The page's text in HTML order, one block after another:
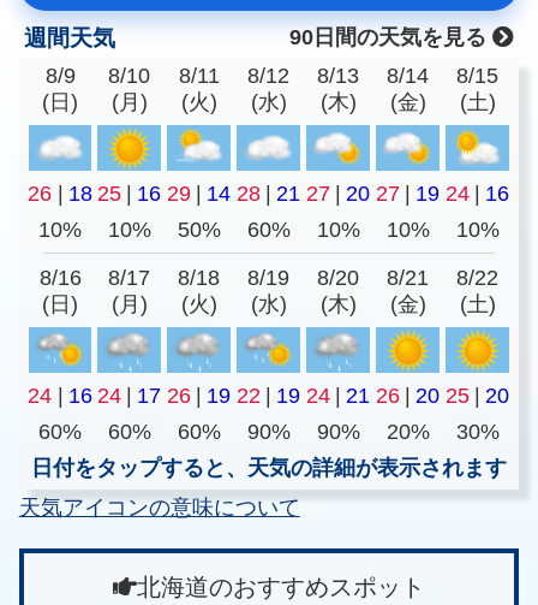
週間天気
90日間の天気を見る
8/9
(日)
8/10
(月)
8/11
(火)
8/12
(水)
8/13
(木)
8/14
(金)
8/15
(土)
26 | 18 25 | 16 29 | 14 28 | 21 27 | 20 27 | 19 24 | 16
10%
10% 50% 60% 10% 10% 10%
8/16
(日)
8/17
(月)
8/18
(火)
8/19
(水)
8/20
(木)
8/21
(金)
8/22
(土)
24 | 16 24 | 17 26 | 19 22 | 19 24 | 21 26 | 20 25 | 20
60%
60% 60% 90% 90% 20%
30%
日付をタップすると、天気の詳細が表示されます
天気アイコンの意味について
北海道のおすすめスポット